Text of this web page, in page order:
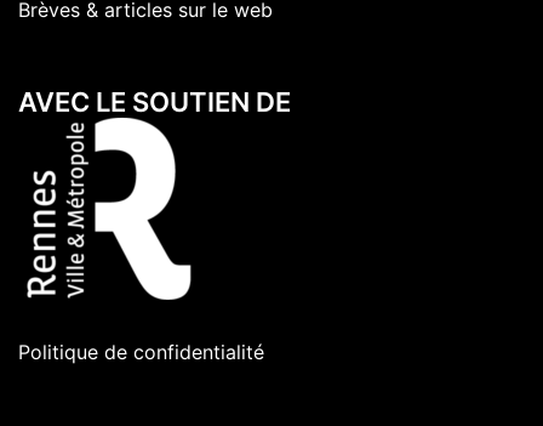
Brèves & articles sur le web
AVEC LE SOUTIEN DE
Politique de confidentialité